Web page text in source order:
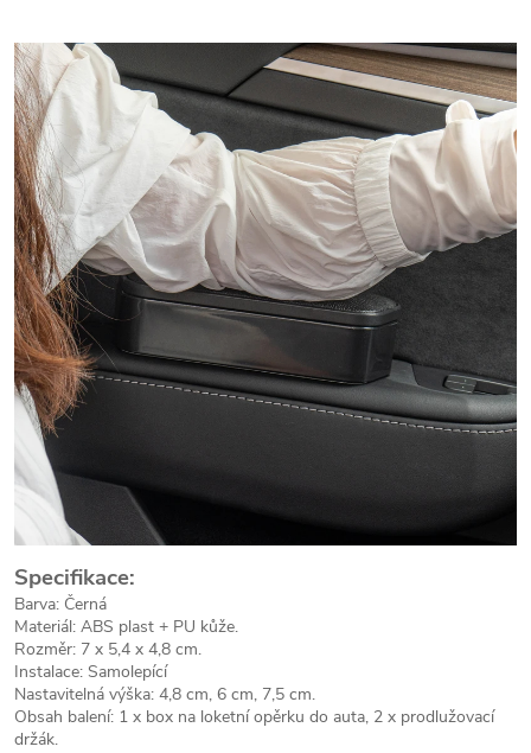
Specifikace:
Barva: Černá
Materiál: ABS plast + PU kůže.
Rozměr: 7 x 5,4 x 4,8 cm.
Instalace: Samolepící
Nastavitelná výška: 4,8 cm, 6 cm, 7,5 cm.
Obsah balení: 1 x box na loketní opěrku do auta, 2 x prodlužovací
držák.